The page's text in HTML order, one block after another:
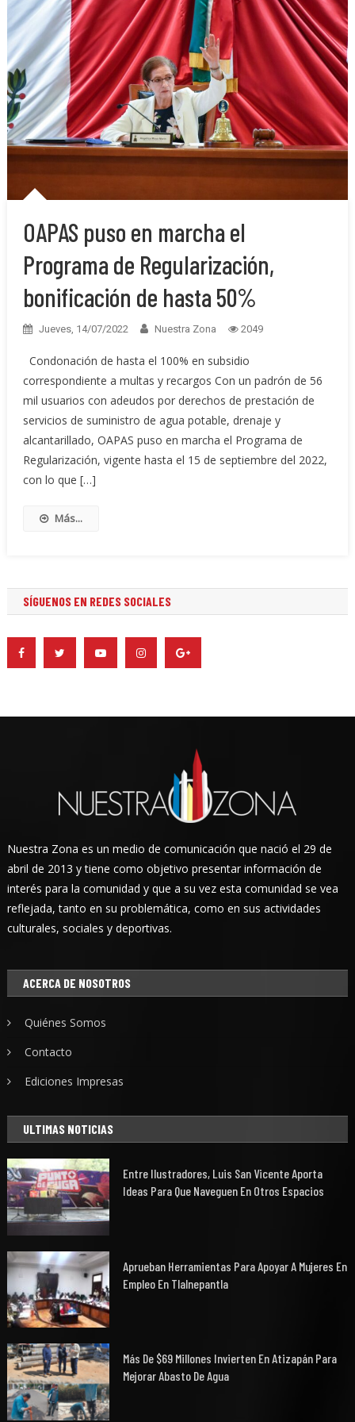
OAPAS puso en marcha el
Programa de Regularización,
bonificación de hasta 50%
Jueves, 14/07/2022 Nuestra Zona 2049
Condonación de hasta el 100% en subsidio
correspondiente a multas y recargos Con un padrón de 56
mil usuarios con adeudos por derechos de prestación de
servicios de suministro de agua potable, drenaje y
alcantarillado, OAPAS puso en marcha el Programa de
Regularización, vigente hasta el 15 de septiembre del 2022,
con lo que […]
Más...
SÍGUENOS EN REDES SOCIALES
Nuestra Zona es un medio de comunicación que nació el 29 de
abril de 2013 y tiene como objetivo presentar información de
interés para la comunidad y que a su vez esta comunidad se vea
reflejada, tanto en su problemática, como en sus actividades
culturales, sociales y deportivas.
ACERCA DE NOSOTROS
Quiénes Somos
Contacto
Ediciones Impresas
ULTIMAS NOTICIAS
Entre Ilustradores, Luis San Vicente Aporta
Ideas Para Que Naveguen En Otros Espacios
Aprueban Herramientas Para Apoyar A Mujeres En
Empleo En Tlalnepantla
Más De $69 Millones Invierten En Atizapán Para
Mejorar Abasto De Agua